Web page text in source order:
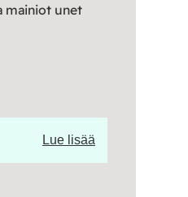
mainiot unet
Lue lisää